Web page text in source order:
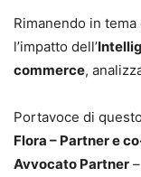
Rimanendo in
l’impatto dell’
commerce,
Portavoce di
Flora – Partner e
Avvocato Partner